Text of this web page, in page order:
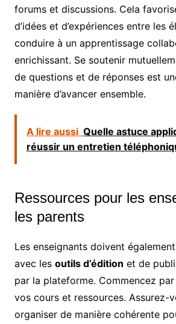
forums et discussions. Cela
d’idées et d’expériences entre les
conduire à un apprentissage
enrichissant. Se soutenir
de questions et de réponses est
manière d’avancer ensemble.
A lire aussi Quelle astuce
réussir un entretien
Ressources pour les
les parents
Les enseignants doivent
avec les outils d’édition et de
par la plateforme. Commencez
vos cours et ressources. Assurez-
organiser de manière cohérente